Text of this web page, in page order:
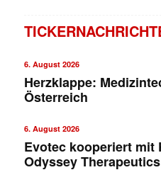
6. August 2026
Herzklappe:
Österreich
6. August 2026
Evotec kooperiert mit
Odyssey Therapeutics